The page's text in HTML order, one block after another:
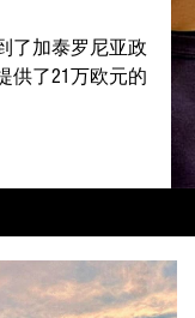
了加泰罗尼亚政
供了21万欧元的